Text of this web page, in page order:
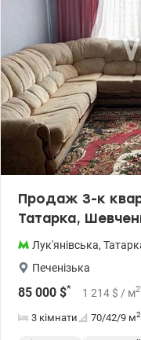
супермаркет Фора,
Катерина, Valion.ua/
Продаж 3-к
Татарка,
Лук'янівська,
Печенізька
85 000 $* 1 214 $ / м2
3 кімнати 70/42/9 м2